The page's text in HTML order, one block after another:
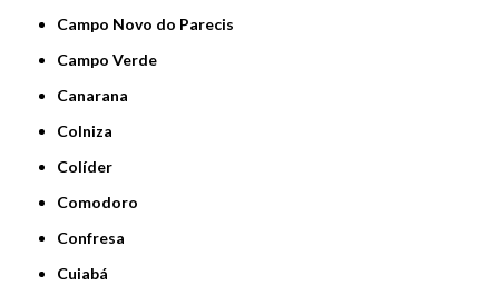
Campo Novo do Parecis
Campo Verde
Canarana
Colniza
Colíder
Comodoro
Confresa
Cuiabá